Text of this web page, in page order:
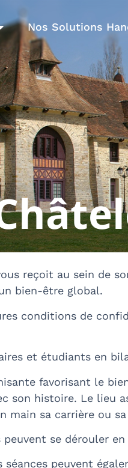
Nos Solutions
reçoit au sein de
bien-être global.
conditions de
et étudiants en
favorisant le
histoire. Le lieu
main sa carrière ou
se dérouler
peuvent